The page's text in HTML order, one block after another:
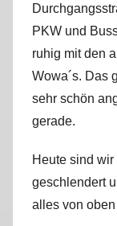
PKW und
ruhig mit den
Wowa´s. Das
sehr schön
gerade.
Heute sind
geschlendert
alles von